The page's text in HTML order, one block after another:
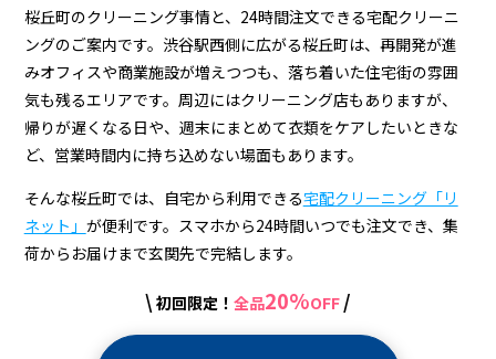
宅
配
ク
リ
ー
ニ
ン
桜丘町のクリーニング事情と、24時間注文できる宅配クリーニ
ングのご案内です。渋谷駅西側に広がる桜丘町は、再開発が進
みオフィスや商業施設が増えつつも、落ち着いた住宅街の雰囲
気も残るエリアです。周辺にはクリーニング店もありますが、
帰りが遅くなる日や、週末にまとめて衣類をケアしたいときな
ど、営業時間内に持ち込めない場面もあります。
そんな桜丘町では、自宅から利用できる宅配クリーニング「リ
ネット」 が便利です。スマホから24時間いつでも注文でき、集
荷からお届けまで玄関先で完結します。
\ 初回限定！ 全品20%OFF /